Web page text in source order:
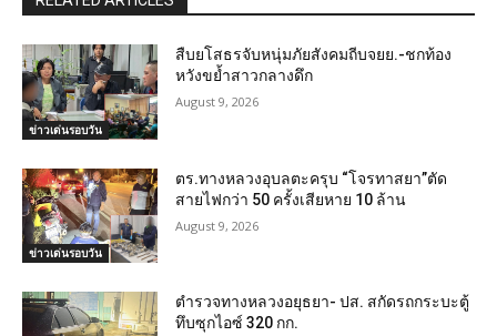
ข่าวเด่นรอบวัน
สืบยโสธรจับหนุ่มภัยสังคมถีบจยย.-ชกท้อง
หวังขย้ำสาวกลางดึก
August 9, 2026
ข่าวเด่นรอบวัน
ตร.ทางหลวงอุบลตะครุบ “โจรทาสยา”ตัด
สายไฟกว่า 50 ครั้งเสียหาย 10 ล้าน
August 9, 2026
ตำรวจทางหลวงอยุธยา- ปส. สกัดรถกระบะตู้
ทึบซุกไอซ์ 320 กก.